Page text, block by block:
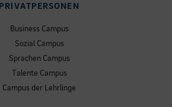
PRIVATPERSONEN
Business Campus
Sozial Campus
Sprachen Campus
Talente Campus
Campus der Lehrlinge